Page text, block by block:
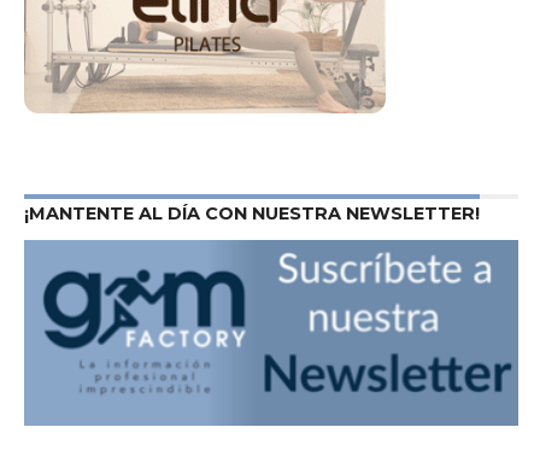
¡MANTENTE AL DÍA CON NUESTRA NEWSLETTER!